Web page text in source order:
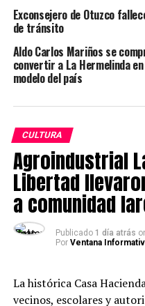
tradiciones del carnaval
música, el contrapunto,
sus danzas, así como el
familias hacia la Ramada
TEMAS RELACIONADOS: LA
SIGUIENTE POST
Augusto Rubio y su nueva
exilio’
ANTERIOR POST
Criminales dejan granada
y candidata Sandra
Exconsejero de Otuzco
de tránsito
Aldo Carlos Mariños se
convertir a La Hermelinda
modelo del país
CULTURA
Agroindustrial
Libertad
a comunidad
Publicado 1 día atrás
Por Ventana
La histórica Casa
vecinos, escolares y